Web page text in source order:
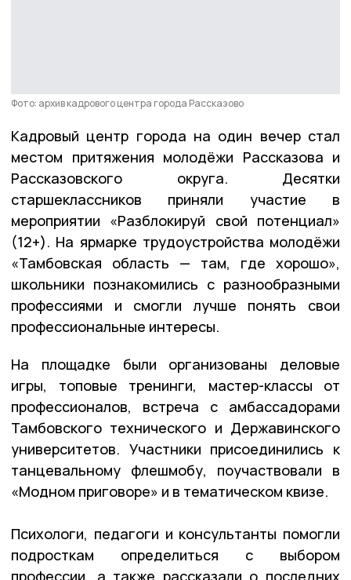
Фото: архив кадрового центра города Рассказово
Кадровый центр города на один вечер стал
местом притяжения молодёжи Рассказова и
Рассказовского округа. Десятки
старшеклассников приняли участие в
мероприятии «Разблокируй свой потенциал»
(12+). На ярмарке трудоустройства молодёжи
«Тамбовская область — там, где хорошо»,
школьники познакомились с разнообразными
профессиями и смогли лучше понять свои
профессиональные интересы.
На площадке были организованы деловые
игры, топовые тренинги, мастер-классы от
профессионалов, встреча с амбассадорами
Тамбовского технического и Державинского
университетов. Участники присоединились к
танцевальному флешмобу, поучаствовали в
«Модном приговоре» и в тематическом квизе.
Психологи, педагоги и консультанты помогли
подросткам определиться с выбором
профессии, а также рассказали о последних